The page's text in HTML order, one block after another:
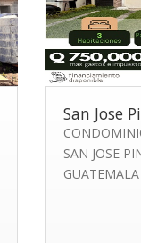
San Jose
SAN JOSE
GUATEMALA